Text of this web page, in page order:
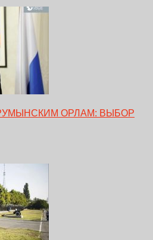
ОРЛАМ: ВЫБОР